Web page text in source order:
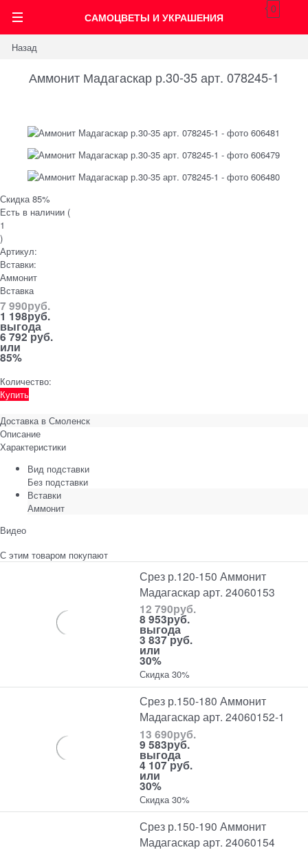
САМОЦВЕТЫ И УКРАШЕНИЯ
0
Назад
Аммонит Мадагаскар р.30-35 арт. 078245-1
Скидка 85%
Есть в наличии (
1
)
Артикул:
Вставки:
Аммонит
Вставка
7 990руб.
1 198руб.
выгода
6 792 руб.
или
85%
Количество:
Купить
Доставка в Смоленск
Описание
Характеристики
Вид подставки
Без подставки
Вставки
Аммонит
Видео
С этим товаром покупают
Срез р.120-150 Аммонит
Мадагаскар арт. 24060153
12 790руб.
8 953руб.
выгода
3 837 руб.
или
30%
Скидка 30%
Срез р.150-180 Аммонит
Мадагаскар арт. 24060152-1
13 690руб.
9 583руб.
выгода
4 107 руб.
или
30%
Скидка 30%
Срез р.150-190 Аммонит
Мадагаскар арт. 24060154